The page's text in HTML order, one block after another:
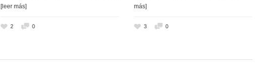
[leer más]
2 0
más]
3 0